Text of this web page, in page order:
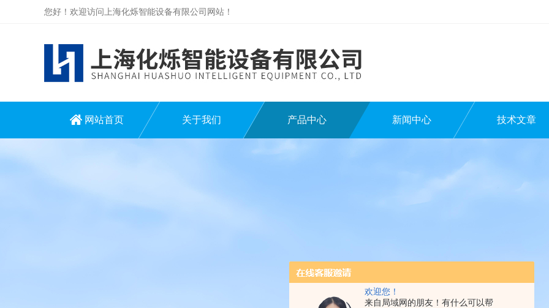
欢迎您！
来自局域网的朋友！有什么可以帮
您好！欢迎访问上海化烁智能设备有限公司网站！
网站首页 关于我们 产品中心 新闻中心 技术文章